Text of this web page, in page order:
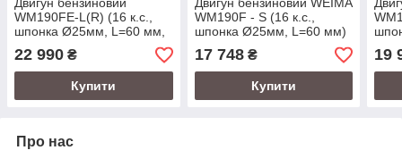
Двигун бензиновий
WM190FЕ-L(R) (16 к.с.,
шпонка Ø25мм, L=60 мм,
редуктор, ел.старт) (код
20054)
22 990 ₴
Купити
Двигун бензиновий WEIMA
WM190F - S (16 к.с.,
шпонка Ø25мм, L=60 мм)
(код 20012)
17 748₴
Купити
19
Про нас